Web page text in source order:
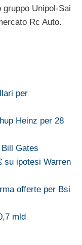
gruppo Unipol-Sai
Rc Auto.
per
Heinz per 28
Gates
su ipotesi Warren
offerte per Bsi
mld